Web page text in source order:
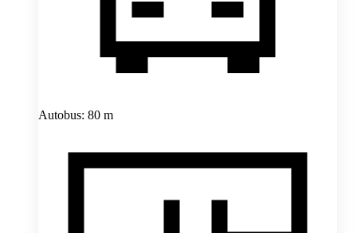
Autobus: 80 m